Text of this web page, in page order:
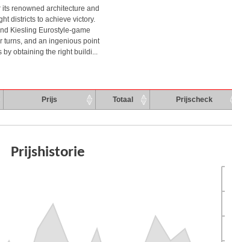
renowned architecture and
districts to achieve victory.
Kiesling Eurostyle-game
turns, and an ingenious point
by obtaining the right buildi...
Prijs Totaal Prijscheck